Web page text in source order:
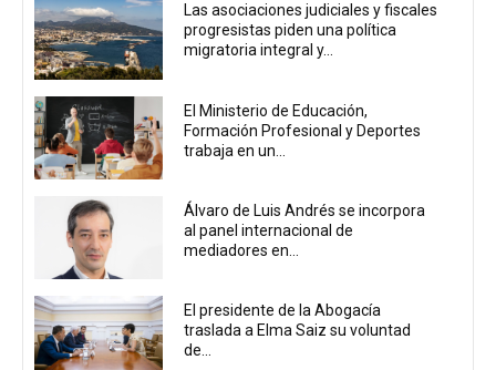
Las asociaciones judiciales y fiscales
progresistas piden una política
migratoria integral y...
El Ministerio de Educación,
Formación Profesional y Deportes
trabaja en un...
Álvaro de Luis Andrés se incorpora
al panel internacional de
mediadores en...
El presidente de la Abogacía
traslada a Elma Saiz su voluntad
de...